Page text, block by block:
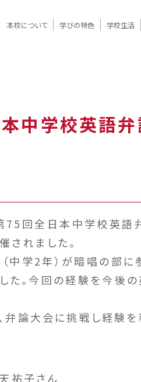
本校について 学びの特色 学校生活
中学校英語
75回全日本中学校英
されました。
中学2年）が暗唱の部に
た。今回の経験を今後
弁論大会に挑戦し経験を
祐子さん